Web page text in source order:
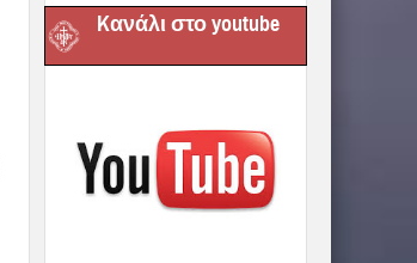
Kανάλι στο youtube